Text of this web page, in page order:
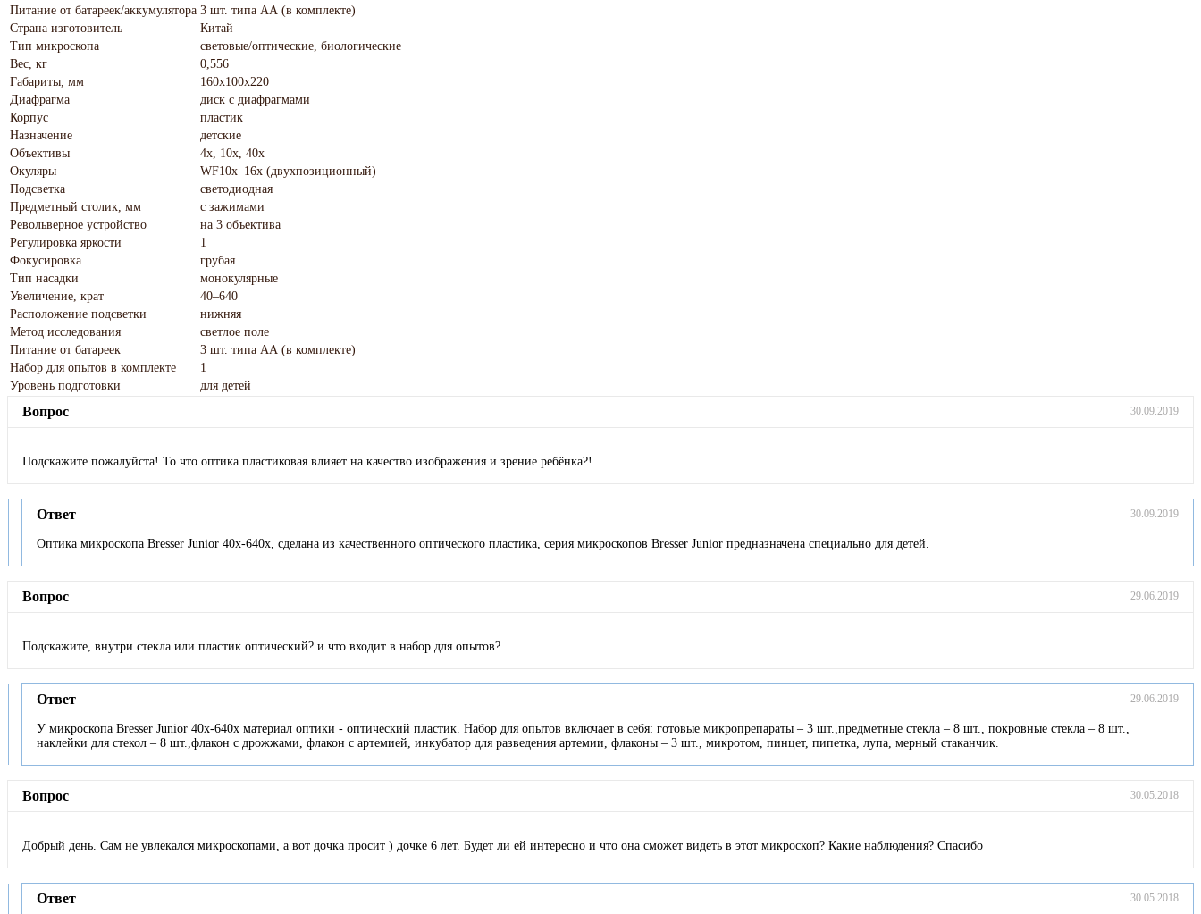
Питание от батареек/аккумулятора 3 шт. типа АА (в комплекте)
Страна изготовитель
Китай
Тип микроскопа
световые/оптические, биологические
Вес, кг
0,556
Габариты, мм
160х100х220
Диафрагма
диск с диафрагмами
Корпус
пластик
Назначение
детские
Объективы
4x, 10x, 40x
Окуляры
WF10x–16x (двухпозиционный)
Подсветка
светодиодная
Предметный столик, мм
с зажимами
Револьверное устройство
на 3 объектива
Регулировка яркости
1
Фокусировка
грубая
Тип насадки
монокулярные
Увеличение, крат
40–640
Расположение подсветки
нижняя
Метод исследования
светлое поле
Питание от батареек
3 шт. типа АА (в комплекте)
Набор для опытов в комплекте
1
Уровень подготовки
для детей
Вопрос 30.09.2019
Подскажите пожалуйста! То что оптика пластиковая влияет на качество изображения и зрение ребёнка?!
Ответ 30.09.2019
Оптика микроскопа Bresser Junior 40x-640x, сделана из качественного оптического пластика, серия микроскопов Bresser Junior предназначена специально для детей.
Вопрос 29.06.2019
Подскажите, внутри стекла или пластик оптический? и что входит в набор для опытов?
Ответ 29.06.2019
У микроскопа Bresser Junior 40x-640x материал оптики - оптический пластик. Набор для опытов включает в себя: готовые микропрепараты – 3 шт.,предметные стекла – 8 шт., покровные стекла – 8 шт.,
наклейки для стекол – 8 шт.,флакон с дрожжами, флакон с артемией, инкубатор для разведения артемии, флаконы – 3 шт., микротом, пинцет, пипетка, лупа, мерный стаканчик.
Вопрос 30.05.2018
Добрый день. Сам не увлекался микроскопами, а вот дочка просит ) дочке 6 лет. Будет ли ей интересно и что она сможет видеть в этот микроскоп? Какие наблюдения? Спасибо
Ответ 30.05.2018